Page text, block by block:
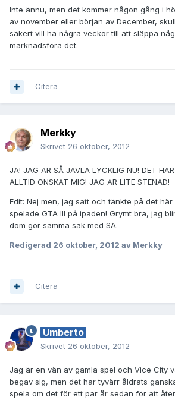
Inte ännu, men det kommer någon gång i
av november eller början av December,
säkert vill ha några veckor till att släppa
marknadsföra det.
Citera
Merkky
Skrivet 26 oktober, 2012
JA! JAG ÄR SÅ JÄVLA LYCKLIG NU! DET
ALLTID ÖNSKAT MIG! JAG ÄR LITE STENAD!
Edit: Nej men, jag satt och tänkte på det
spelade GTA III på ipaden! Grymt bra, jag
dom gör samma sak med SA.
Redigerad 26 oktober, 2012 av Merkky
Citera
Umberto
Skrivet 26 oktober, 2012
Jag är en vän av gamla spel och Vice City
begav sig, men det har tyvärr åldrats
spela om det för ett par år sedan för att